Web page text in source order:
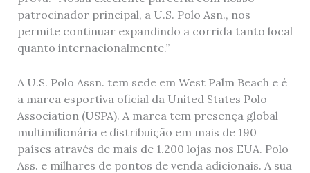
patrocinador principal, a U.S. Polo Asn., nos
permite continuar expandindo a corrida tanto local
quanto internacionalmente.”
A U.S. Polo Assn. tem sede em West Palm Beach e é
a marca esportiva oficial da United States Polo
Association (USPA). A marca tem presença global
multimilionária e distribuição em mais de 190
países através de mais de 1.200 lojas nos EUA. Polo
Ass. e milhares de pontos de venda adicionais. A sua